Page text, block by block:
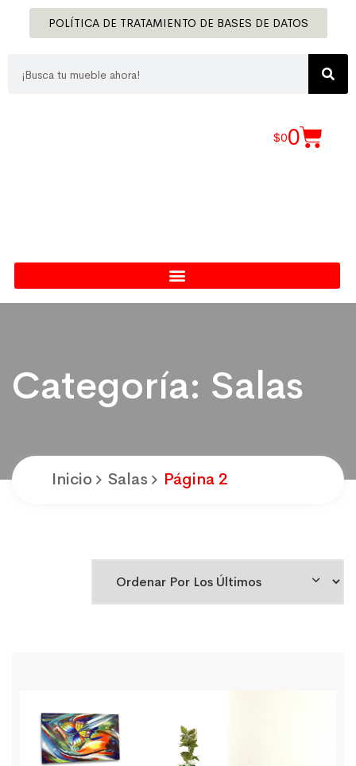
POLÍTICA DE TRATAMIENTO DE BASES DE DATOS
$00
Categoría: Salas
Inicio Salas Página 2